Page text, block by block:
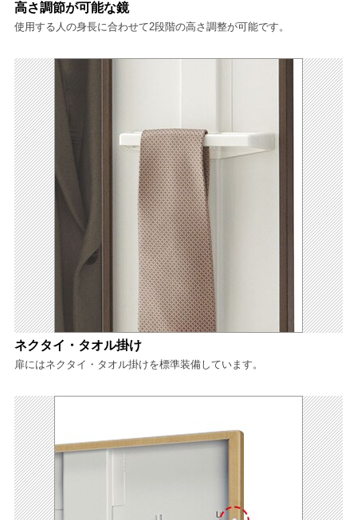
高さ調節が可能な鏡
使用する人の身長に合わせて2段階の高さ調整が可能です。
ネクタイ・タオル掛け
扉にはネクタイ・タオル掛けを標準装備しています。